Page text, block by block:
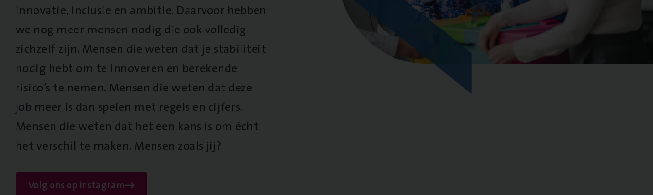
innovatie, inclusie en ambitie. Daarvoor hebben
we nog meer mensen nodig die ook volledig
zichzelf zijn. Mensen die weten dat je stabiliteit
nodig hebt om te innoveren en berekende
risico’s te nemen. Mensen die weten dat deze
job meer is dan spelen met regels en cijfers.
Mensen die weten dat het een kans is om écht
het verschil te maken. Mensen zoals jij?
Volg ons op instagram